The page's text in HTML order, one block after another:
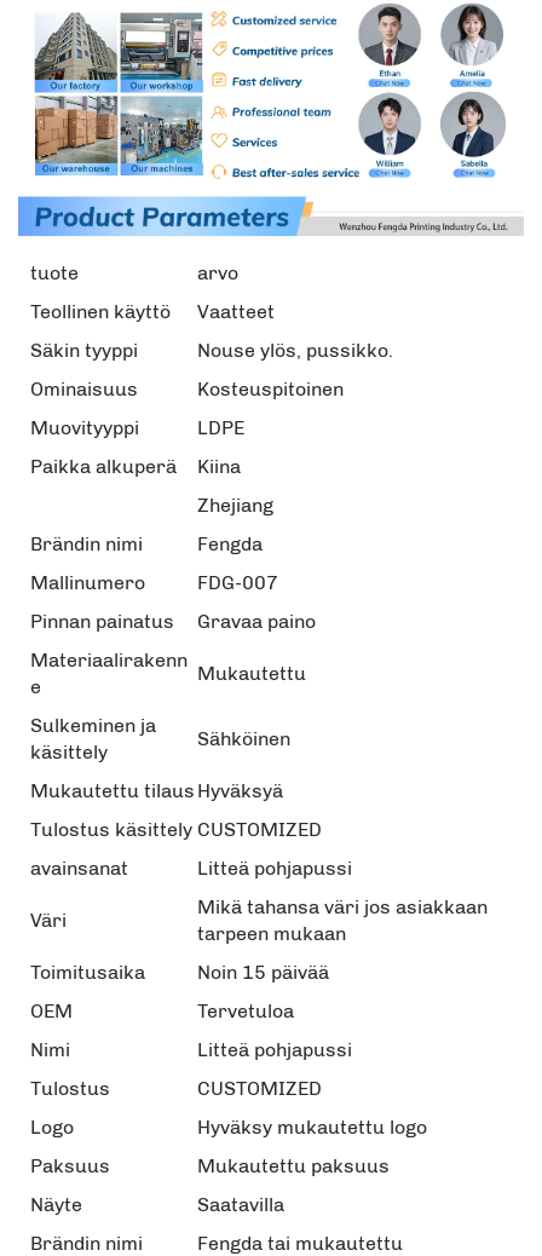
tuote
arvo
Teollinen käyttö
Vaatteet
Säkin tyyppi
Nouse ylös, pussikko.
Ominaisuus
Kosteuspitoinen
Muovityyppi
LDPE
Paikka alkuperä
Kiina
Zhejiang
Brändin nimi
Fengda
Mallinumero
FDG-007
Pinnan painatus
Gravaa paino
Materiaalirakenn
e
Mukautettu
Sulkeminen ja
käsittely
Sähköinen
Mukautettu tilaus Hyväksyä
Tulostus käsittely CUSTOMIZED
avainsanat
Litteä pohjapussi
Väri
Mikä tahansa väri jos asiakkaan
tarpeen mukaan
Toimitusaika
Noin 15 päivää
OEM
Tervetuloa
Nimi
Litteä pohjapussi
Tulostus
CUSTOMIZED
Logo
Hyväksy mukautettu logo
Paksuus
Mukautettu paksuus
Näyte
Saatavilla
Brändin nimi
Fengda tai mukautettu